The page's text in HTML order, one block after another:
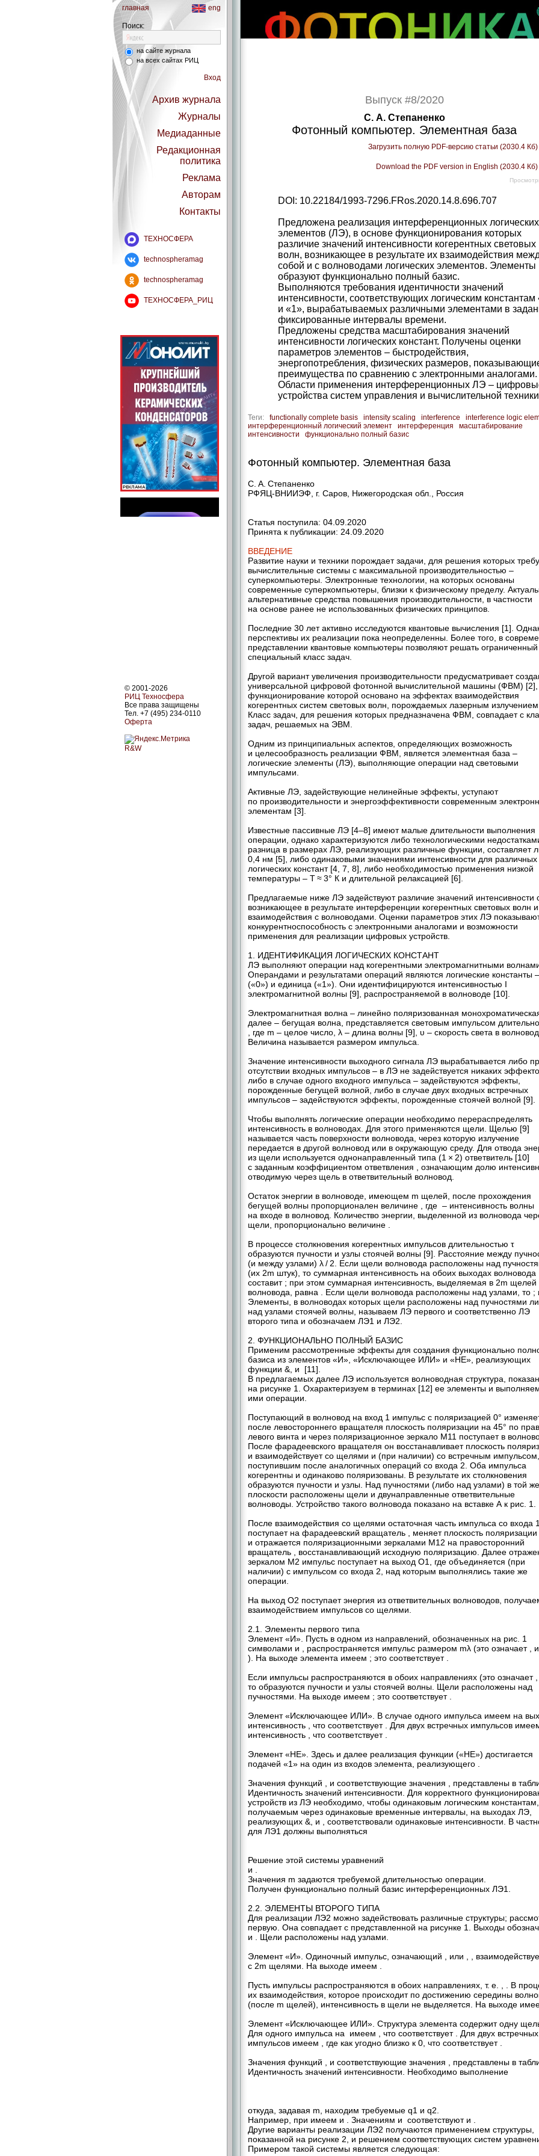
главная eng
Поиск:
на сайте журнала
на всех сайтах РИЦ
Вход
Архив журнала
Журналы
Медиаданные
Редакционная
политика
Реклама
Авторам
Контакты
ТЕХНОСФЕРА
technospheramag
technospheramag
ТЕХНОСФЕРА_РИЦ
© 2001-2026
РИЦ Техносфера
Все права защищены
Тел. +7 (495) 234-0110
Оферта
R&W
Выпуск #8/2020
С. А. Степаненко
Фотонный компьютер. Элементная база
Загрузить полную PDF-версию статьи (2030.4 Кб)
Download the PDF version in English (2030.4 Кб)
DOI: 10.22184/1993-7296.FRos.2020.14.8.696.707
Предложена реализация интерференционных логических
элементов (ЛЭ), в основе функционирования которых
различие значений интенсивности когерентных световых
волн, возникающее в результате их взаимодействия
собой и с волноводами логических элементов. Элементы
образуют функционально полный базис.
Выполняются требования идентичности значений
интенсивности, соответствующих логическим константам
и «1», вырабатываемых различными элементами в
фиксированные интервалы времени.
Предложены средства масштабирования значений
интенсивности логических констант. Получены оценки
параметров элементов – ​быстродействия,
энергопотребления, физических размеров,
преимущества по сравнению с электронными аналогами.
Области применения интерференционных ЛЭ –
устройства систем управления и вычислительной
Теги: functionally complete basis intensity scaling interference
interference logic
интерференционный логический элемент
интерференция
масштабирование
интенсивности
функционально полный базис
Фотонный компьютер. Элементная база
С. А. Степаненко
РФЯЦ-ВНИИЭФ, г. Саров, Нижегородская обл., Россия
Статья поступила: 04.09.2020
Принята к публикации: 24.09.2020
ВВЕДЕНИЕ
Развитие науки и техники порождает задачи, для решения которых
вычислительные системы с максимальной производительностью – ​
суперкомпьютеры. Электронные технологии, на которых основаны
современные суперкомпьютеры, близки к физическому пределу.
альтернативные средства повышения производительности, в частности
на основе ранее не использованных физических принципов.
Последние 30 лет активно исследуются квантовые вычисления [1].
перспективы их реализации пока неопределенны. Более того, в
представлении квантовые компьютеры позволяют решать ограниченный
специальный класс задач.
Другой вариант увеличения производительности предусматривает
универсальной цифровой фотонной вычислительной машины (ФВМ) [2],
функционирование которой основано на эффектах взаимодействия
когерентных систем световых волн, порождаемых лазерным излучением.
Класс задач, для решения которых предназначена ФВМ, совпадает с
задач, решаемых на ЭВМ.
Одним из принципиальных аспектов, определяющих возможность
и целесообразность реализации ФВМ, является элементная база – ​
логические элементы (ЛЭ), выполняющие операции над световыми
импульсами.
Активные ЛЭ, задействующие нелинейные эффекты, уступают
по производительности и энергоэффективности современным
элементам [3].
Известные пассивные ЛЭ [4–8] имеют малые длительности выполнения
операции, однако характеризуются либо технологическими
разница в размерах ЛЭ, реализующих различные функции, составляет
0,4 нм [5], либо одинаковыми значениями интенсивности для различных
логических констант [4, 7, 8], либо необходимостью применения низкой
температуры – ​Т ≈ 3° К и длительной релаксацией [6].
Предлагаемые ниже ЛЭ задействуют различие значений интенсивности
возникающее в результате интерференции когерентных световых волн
взаимодействия с волноводами. Оценки параметров этих ЛЭ
конкурентноспособность с электронными аналогами и возможности
применения для реализации цифровых устройств.
1. ИДЕНТИФИКАЦИЯ ЛОГИЧЕСКИХ КОНСТАНТ
ЛЭ выполняют операции над когерентными электромагнитными
Операндами и результатами операций являются логические константы
(«0») и единица («1»). Они идентифицируются интенсивностью I
электромагнитной волны [9], распространяемой в волноводе [10].
Электромагнитная волна – ​линейно поляризованная
далее – ​бегущая волна, представляется световым импульсом
, где m – ​целое число, λ – ​длина волны [9], υ – ​скорость света в
Величина называется размером импульса.
Значение интенсивности выходного сигнала ЛЭ вырабатывается либо
отсутствии входных импульсов – ​в ЛЭ не задействуется никаких
либо в случае одного входного импульса – ​задействуются эффекты,
порожденные бегущей волной, либо в случае двух входных встречных
импульсов – ​задействуются эффекты, порожденные стоячей волной [9].
Чтобы выполнять логические операции необходимо перераспределять
интенсивность в волноводах. Для этого применяются щели. Щелью [9]
называется часть поверхности волновода, через которую излучение
передается в другой волновод или в окружающую среду. Для отвода
из щели используется однонаправленный типа (1 × 2) ответвитель [10]
с заданным коэффициентом ответвления , означающим долю
отводимую через щель в ответвительный волновод.
Остаток энергии в волноводе, имеющем m щелей, после прохождения
бегущей волны пропорционален величине , где – ​интенсивность волны
на входе в волновод. Количество энергии, выделенной из волновода
щели, пропорционально величине .
В процессе столкновения когерентных импульсов длительностью τ
образуются пучности и узлы стоячей волны [9]. Расстояние между
(и между узлами) λ / 2. Если щели волновода расположены над
(их 2m штук), то суммарная интенсивность на обоих выходах волновода
составит ; при этом суммарная интенсивность, выделяемая в 2m щелей
волновода, равна . Если щели волновода расположены над узлами, то ;
Элементы, в волноводах которых щели расположены над пучностями
над узлами стоячей волны, называем ЛЭ первого и соответственно ЛЭ
второго типа и обозначаем ЛЭ1 и ЛЭ2.
2. ФУНКЦИОНАЛЬНО ПОЛНЫЙ БАЗИС
Применим рассмотренные эффекты для создания функционально
базиса из элементов «И», «Исключающее ИЛИ» и «НЕ», реализующих
функции &, и [11].
В предлагаемых далее ЛЭ используется волноводная структура,
на рисунке 1. Охарактеризуем в терминах [12] ее элементы и
ими операции.
Поступающий в волновод на вход 1 импульс с поляризацией 0°
после левостороннего вращателя плоскость поляризации на 45° по
левого винта и через поляризационное зеркало Μ11 поступает в
После фарадеевского вращателя он восстанавливает плоскость
и взаимодействует со щелями и (при наличии) со встречным импульсом,
поступившим после аналогичных операций со входа 2. Оба импульса
когерентны и одинаково поляризованы. В результате их столкновения
образуются пучности и узлы. Над пучностями (либо над узлами) в той же
плоскости расположены щели и двунаправленные ответвительные
волноводы. Устройство такого волновода показано на вставке А к рис. 1.
После взаимодействия со щелями остаточная часть импульса со входа 1
поступает на фарадеевский вращатель , меняет плоскость поляризации
и отражается поляризационными зеркалами М12 на правосторонний
вращатель , восстанавливающий исходную поляризацию. Далее
зеркалом М2 импульс поступает на выход Ο1, где объединяется (при
наличии) с импульсом со входа 2, над которым выполнялись такие же
операции.
На выход Ο2 поступает энергия из ответвительных волноводов,
взаимодействием импульсов со щелями.
2.1. Элементы первого типа
Элемент «И». Пусть в одном из направлений, обозначенных на рис. 1
символами и , распространяется импульс размером mλ (это означает ,
). На выходе элемента имеем ; это соответствует .
Если импульсы распространяются в обоих направлениях (это означает ,
то образуются пучности и узлы стоячей волны. Щели расположены над
пучностями. На выходе имеем ; это соответствует .
Элемент «Исключающее ИЛИ». В случае одного импульса имеем на
интенсивность , что соответствует . Для двух встречных импульсов
интенсивность , что соответствует .
Элемент «НЕ». Здесь и далее реализация функции («НЕ») достигается
подачей «1» на один из входов элемента, реализующего .
Значения функций , и соответствующие значения , представлены в
Идентичность значений интенсивности. Для корректного
устройств из ЛЭ необходимо, чтобы одинаковым логическим константам,
получаемым через одинаковые временные интервалы, на выходах ЛЭ,
реализующих &, и , соответствовали одинаковые интенсивности. В
для ЛЭ1 должны выполняться
Решение этой системы уравнений
и .
Значения m задаются требуемой длительностью операции.
Получен функционально полный базис интерференционных ЛЭ1.
2.2. ЭЛЕМЕНТЫ ВТОРОГО ТИПА
Для реализации ЛЭ2 можно задействовать различные структуры;
первую. Она совпадает с представленной на рисунке 1. Выходы
и . Щели расположены над узлами.
Элемент «И». Одиночный импульс, означающий , или , ,
с 2m щелями. На выходе имеем .
Пусть импульсы распространяются в обоих направлениях, т. е. , . В
их взаимодействия, которое происходит по достижению середины
(после m щелей), интенсивность в щели не выделяется. На выходе
Элемент «Исключающее ИЛИ». Структура элемента содержит одну
Для одного импульса на имеем , что соответствует . Для двух встречных
импульсов имеем , где как угодно близко к 0, что соответствует .
Значения функций , и соответствующие значения , представлены в
Идентичность значений интенсивности. Необходимо выполнение
откуда, задавая m, находим требуемые q1 и q2.
Например, при имеем и . Значениям и соответствуют и .
Другие варианты реализации ЛЭ2 получаются применением структуры,
показанной на рисунке 2, и решением соответствующих систем
Примером такой системы является следующая: